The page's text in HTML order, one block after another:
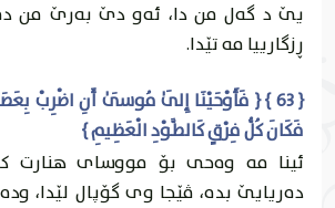
يێ د گه‌ل من دا، ئه‌و دێ به‌رێ من
ڕزگارییا مه‌ تێدا.
{ 63 } { فَأَوْحَيْنَا إِلَىٰ مُوسَىٰ أَنِ اضْرِبْ
فَكَانَ كُلُّ فِرْقٍ كَالطَّوْدِ الْعَظِيمِ }
ئينا مه‌ وه‌حى بۆ مووساى هنارت
ده‌ريايێ بده‌، ڤێجا وى گۆپال لێدا،